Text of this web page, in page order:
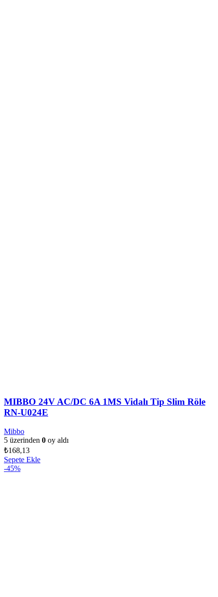
MIBBO 24V AC/DC 6A 1MS Vidalı Tip Slim Röle
RN-U024E
Mibbo
5 üzerinden 0 oy aldı
₺168,13
Sepete Ekle
-45%